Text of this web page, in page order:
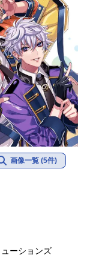
画像一覧 (5件)
ーションズ